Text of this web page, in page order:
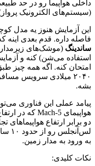
داخلی هواپیما رو در حد
(سیستم‌های الکترونیک
این آزمایش هنوز یه مدل
فاصله داره. قدم بعدی اینه
ساندینگ (موشک‌های
استفاده می‌شن) کنه و
امتحان کنه. اگه همه چیز
۲۰۴۰ میلادی سرویس
بشه.
پیامد عملی این فناوری
هواپیمای Mach-5 که در
دو برابر ارتفاع هواپیماهای
لس‌آنجلس رو از حدود ۱۰
به ورود به مدار زمین.
نکات کلیدی: